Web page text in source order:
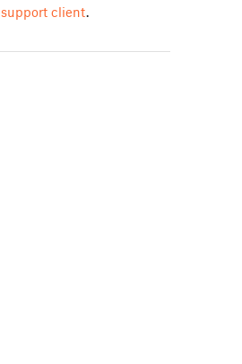
support client.